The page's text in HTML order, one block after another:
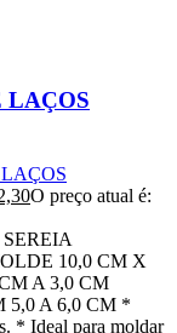
LAÇOS
O preço atual é:
10,0 CM X
A 3,0 CM
5,0 A 6,0 CM *
* Ideal para moldar